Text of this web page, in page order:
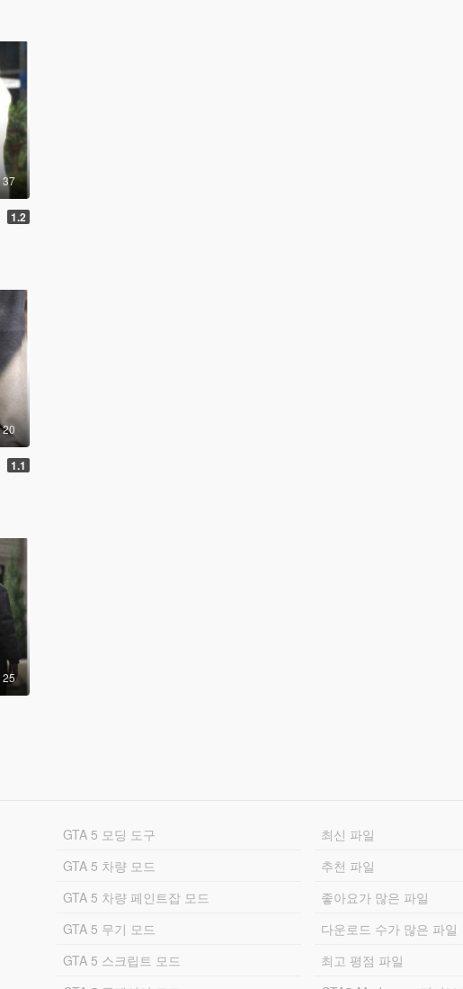
37
1.2
20
1.1
25
GTA 5 모딩 도구
GTA 5 차량 모드
GTA 5 차량 페인트잡 모드
GTA 5 무기 모드
GTA 5 스크립트 모드
최신 파일
추천 파일
좋아요가 많은 파일
다운로드 수가 많은 파일
최고 평점 파일